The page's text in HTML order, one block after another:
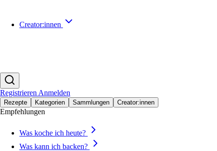
Creator:innen
Registrieren Anmelden
Rezepte Kategorien Sammlungen Creator:innen
Empfehlungen
Was koche ich heute?
Was kann ich backen?